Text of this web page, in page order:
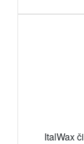
ItalWax